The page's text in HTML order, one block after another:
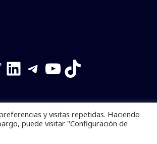
LinkedIn
Telegram
YouTube
TikTok
el uso de la información total o
poryalla ya!
y visitas repetidas. Haciendo
puede visitar "Configuración de